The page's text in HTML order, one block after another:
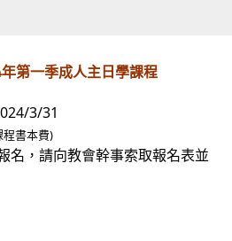
第一季成人主日學課程
3/31
程書本費)
名， 請向教會幹事索取報名表並